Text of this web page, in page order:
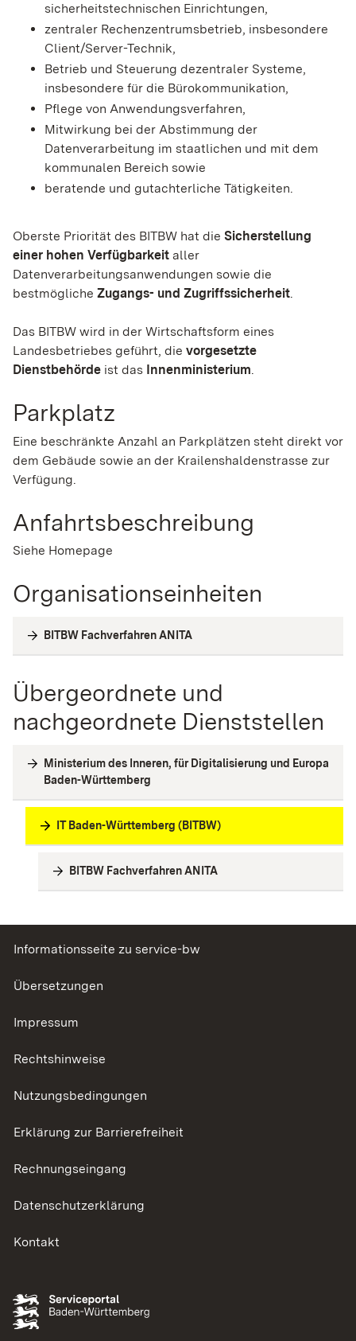
sicherheitstechnischen Einrichtungen,
zentraler Rechenzentrumsbetrieb, insbesondere
Client/Server-Technik,
Betrieb und Steuerung dezentraler Systeme,
insbesondere für die Bürokommunikation,
Pflege von Anwendungsverfahren,
Mitwirkung bei der Abstimmung der
Datenverarbeitung im staatlichen und mit dem
kommunalen Bereich sowie
beratende und gutachterliche Tätigkeiten.
Oberste Priorität des BITBW hat die Sicherstellung
einer hohen Verfügbarkeit aller
Datenverarbeitungsanwendungen sowie die
bestmögliche Zugangs- und Zugriffssicherheit.
Das BITBW wird in der Wirtschaftsform eines
Landesbetriebes geführt, die vorgesetzte
Dienstbehörde ist das Innenministerium.
Parkplatz
Eine beschränkte Anzahl an Parkplätzen steht direkt vor
dem Gebäude sowie an der Krailenshaldenstrasse zur
Verfügung.
Anfahrtsbeschreibung
Siehe Homepage
Organisationseinheiten
BITBW Fachverfahren ANITA
Übergeordnete und
nachgeordnete Dienststellen
Ministerium des Inneren, für Digitalisierung und Europa
Baden-Württemberg
IT Baden-Württemberg (BITBW)
BITBW Fachverfahren ANITA
Informationsseite zu service-bw
Übersetzungen
Impressum
Rechtshinweise
Nutzungsbedingungen
Erklärung zur Barrierefreiheit
Rechnungseingang
Datenschutzerklärung
Kontakt